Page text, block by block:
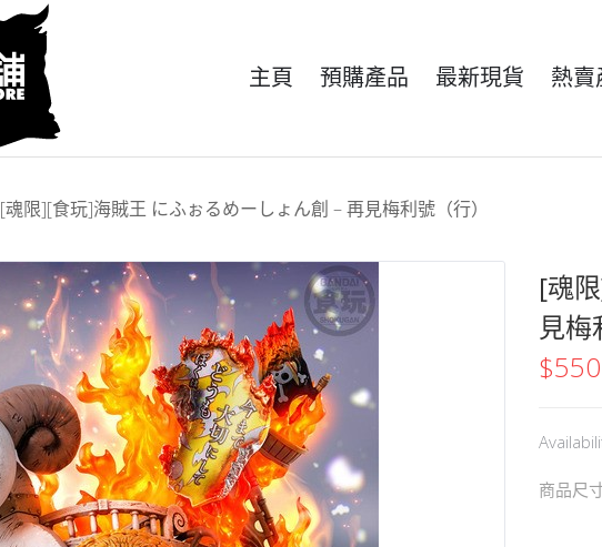
主頁 預購產品 最新現貨 熱賣
[魂限][食玩]海賊王 にふぉるめーしょん創 – 再見梅利號（行）
[魂
見梅
$550
商品尺